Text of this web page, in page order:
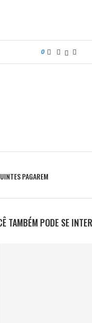
0
PAGAREM
TAMBÉM PODE SE